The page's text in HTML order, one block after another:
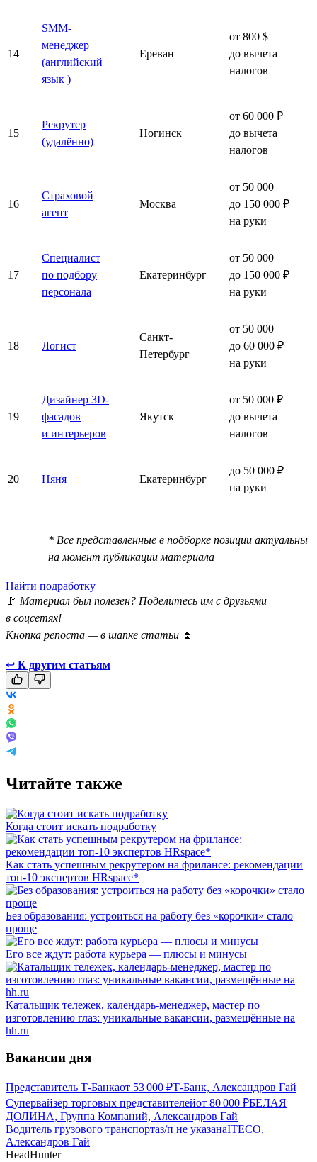
14
SMM-
менеджер
(английский
язык )
Ереван
от 800 $
до вычета
налогов
15
Рекрутер
(удалённо)
Ногинск
от 60 000 ₽
до вычета
налогов
16
Страховой
агент
Москва
от 50 000
до 150 000 ₽
на руки
17
Специалист
по подбору
персонала
Екатеринбург
от 50 000
до 150 000 ₽
на руки
18 Логист
Санкт-
Петербург
от 50 000
до 60 000 ₽
на руки
19
Дизайнер 3D-
фасадов
и интерьеров
Якутск
от 50 000 ₽
до вычета
налогов
20 Няня Екатеринбург
до 50 000 ₽
на руки
* Все представленные в подборке позиции актуальны
на момент публикации материала
Найти подработку
🚩 Материал был полезен? Поделитесь им с друзьями
в соцсетях!
Кнопка репоста — в шапке статьи ⏫
↩ К другим статьям
Читайте также
Когда стоит искать подработку
Как стать успешным рекрутером на фрилансе: рекомендации
топ-10 экспертов HRspace*
Без образования: устроиться на работу без «корочки» стало
проще
Его все ждут: работа курьера — плюсы и минусы
Катальщик тележек, календарь-менеджер, мастер по
изготовлению глаз: уникальные вакансии, размещённые на
hh.ru
Вакансии дня
Представитель Т-Банкаот 53 000 ₽Т-Банк, Александров Гай
Супервайзер торговых представителейот 80 000 ₽БЕЛАЯ
ДОЛИНА, Группа Компаний, Александров Гай
Водитель грузового транспортаз/п не указанаITECO,
Александров Гай
HeadHunter